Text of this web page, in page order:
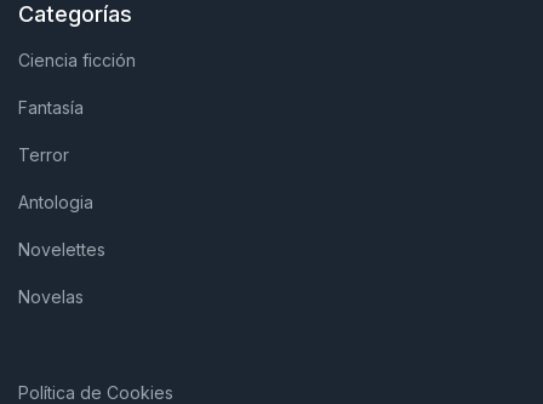
Categorías
Ciencia ficción
Fantasía
Terror
Antologia
Novelettes
Novelas
Política de Cookies